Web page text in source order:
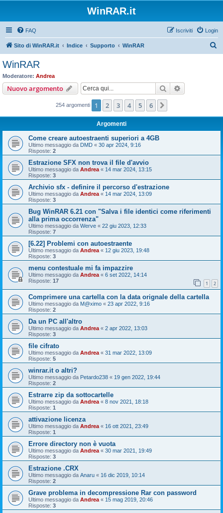
WinRAR.it
FAQ Login
Iscriviti
Sito di WinRAR.it Indice Supporto WinRAR
WinRAR
Moderatore: Andrea
Nuovo argomento Cerca
254 argomenti 1 2 3 4 5 6
Argomenti
Come creare autoestraenti superiori a 4GB
Ultimo messaggio da DMD « 30 apr 2024, 9:16
Risposte: 2
Estrazione SFX non trova il file d'avvio
Ultimo messaggio da Andrea « 14 mar 2024, 13:15
Risposte: 3
Archivio sfx - definire il percorso d'estrazione
Ultimo messaggio da Andrea « 14 mar 2024, 13:09
Risposte: 3
Bug WinRAR 6.21 con "Salva i file identici come riferimenti
alla prima occorrenza"
Ultimo messaggio da Werve « 22 giu 2023, 12:33
Risposte: 7
[6.22] Problemi con autoestraente
Ultimo messaggio da Andrea « 12 giu 2023, 19:48
Risposte: 3
menu contestuale mi fa impazzire
Ultimo messaggio da Andrea « 6 set 2022, 14:14
Risposte: 17 1 2
Comprimere una cartella con la data orignale della cartella
Ultimo messaggio da M@ximo « 23 apr 2022, 9:16
Risposte: 2
Da un PC all'altro
Ultimo messaggio da Andrea « 2 apr 2022, 13:03
Risposte: 3
file cifrato
Ultimo messaggio da Andrea « 31 mar 2022, 13:09
Risposte: 5
winrar.it o altri?
Ultimo messaggio da Petardo238 « 19 gen 2022, 19:44
Risposte: 2
Estrarre zip da sottocartelle
Ultimo messaggio da Andrea « 8 nov 2021, 18:18
Risposte: 1
attivazione licenza
Ultimo messaggio da Andrea « 16 ott 2021, 23:49
Risposte: 1
Errore directory non è vuota
Ultimo messaggio da Andrea « 30 mar 2021, 19:49
Risposte: 3
Estrazione .CRX
Ultimo messaggio da Anaru « 16 dic 2019, 10:14
Risposte: 2
Grave problema in decompressione Rar con password
Ultimo messaggio da Andrea « 15 mag 2019, 20:46
Risposte: 3